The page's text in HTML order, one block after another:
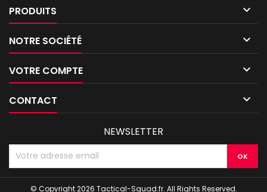
PRODUITS 
NOTRE SOCIÉTÉ 
VOTRE COMPTE 
CONTACT 
NEWSLETTER
© Copyright 2026 Tactical-Squad.fr. All Rights Reserved.